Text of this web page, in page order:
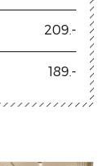
209.-
189.-